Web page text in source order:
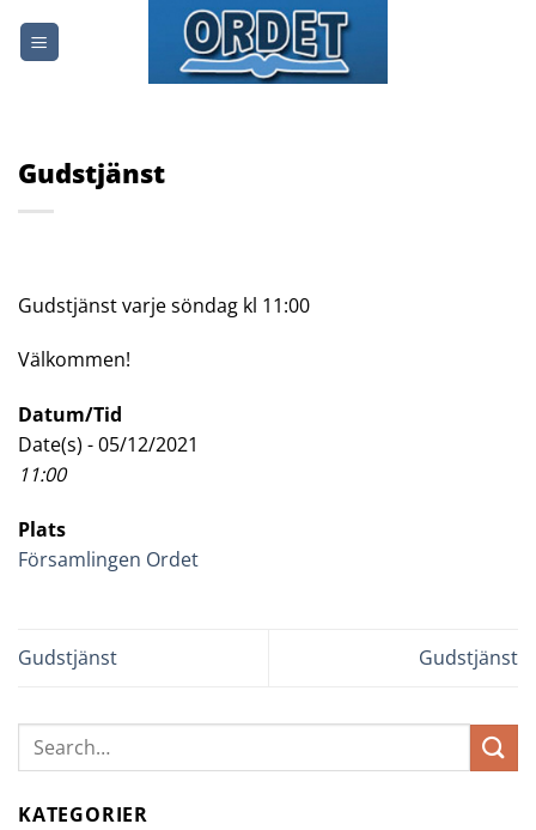
Gudstjänst
Gudstjänst varje söndag kl 11:00
Välkommen!
Datum/Tid
Date(s) - 05/12/2021
11:00
Plats
Församlingen Ordet
Gudstjänst Gudstjänst
KATEGORIER